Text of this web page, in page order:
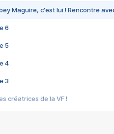
Maguire, c'est lui ! Rencontre
6
5
4
3
créatrices de la VF !